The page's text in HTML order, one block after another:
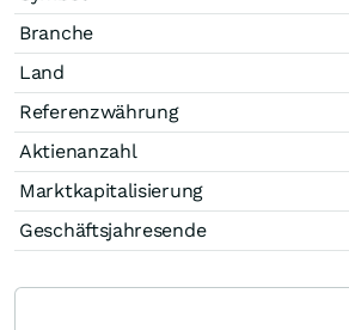
Branche
Land
Referenzwährung
Aktienanzahl
Marktkapitalisierung
Geschäftsjahresende